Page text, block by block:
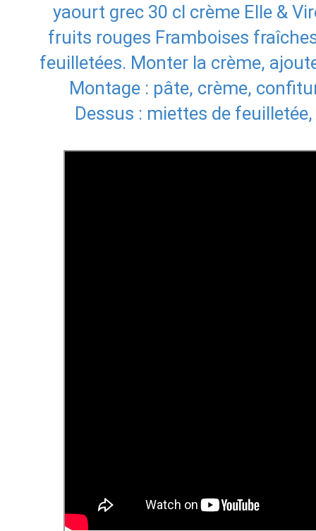
yaourt grec 30 cl crème Elle &
fruits rouges Framboises
feuilletées. Monter la crème,
Montage : pâte, crème,
Dessus : miettes de